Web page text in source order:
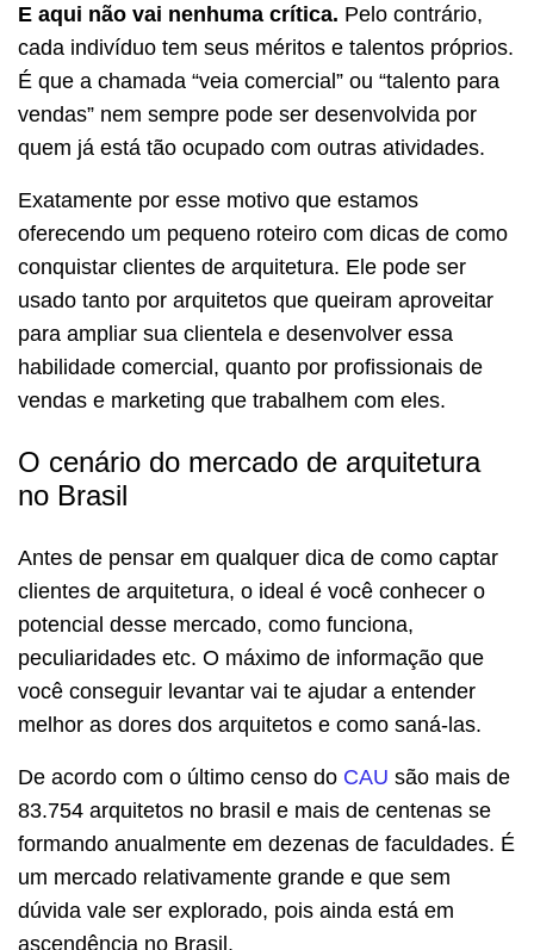
E aqui não vai nenhuma crítica. Pelo contrário,
cada indivíduo tem seus méritos e talentos próprios.
É que a chamada “veia comercial” ou “talento para
vendas” nem sempre pode ser desenvolvida por
quem já está tão ocupado com outras atividades.
Exatamente por esse motivo que estamos
oferecendo um pequeno roteiro com dicas de como
conquistar clientes de arquitetura. Ele pode ser
usado tanto por arquitetos que queiram aproveitar
para ampliar sua clientela e desenvolver essa
habilidade comercial, quanto por profissionais de
vendas e marketing que trabalhem com eles.
O cenário do mercado de arquitetura
no Brasil
Antes de pensar em qualquer dica de como captar
clientes de arquitetura, o ideal é você conhecer o
potencial desse mercado, como funciona,
peculiaridades etc. O máximo de informação que
você conseguir levantar vai te ajudar a entender
melhor as dores dos arquitetos e como saná-las.
De acordo com o último censo do CAU são mais de
83.754 arquitetos no brasil e mais de centenas se
formando anualmente em dezenas de faculdades. É
um mercado relativamente grande e que sem
dúvida vale ser explorado, pois ainda está em
ascendência no Brasil.